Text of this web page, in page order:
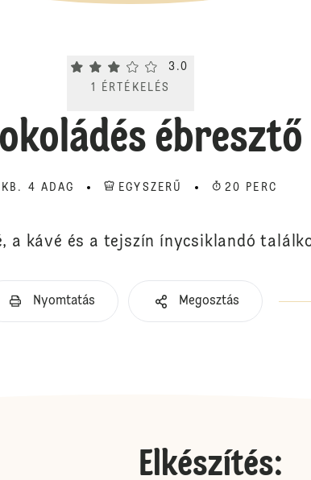
Current rating 3.0. Click to rate.
3.0
1
ÉRTÉKELÉS
ébresztő
KB. 4 ADAG EGYSZERŰ 20 PERC
a kávé és a tejszín ínycsiklandó
Nyomtatás Megosztás
Elkészítés: